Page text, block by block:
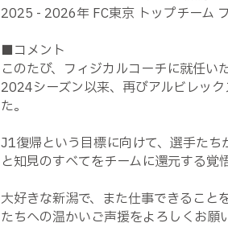
2025 - 2026年 FC東京 トップチーム
■コメント
このたび、フィジカルコーチに就任い
2024シーズン以来、再びアルビレッ
た。
J1復帰という目標に向けて、選手た
と知見のすべてをチームに還元する覚
大好きな新潟で、また仕事できるこ
たちへの温かいご声援をよろしくお願